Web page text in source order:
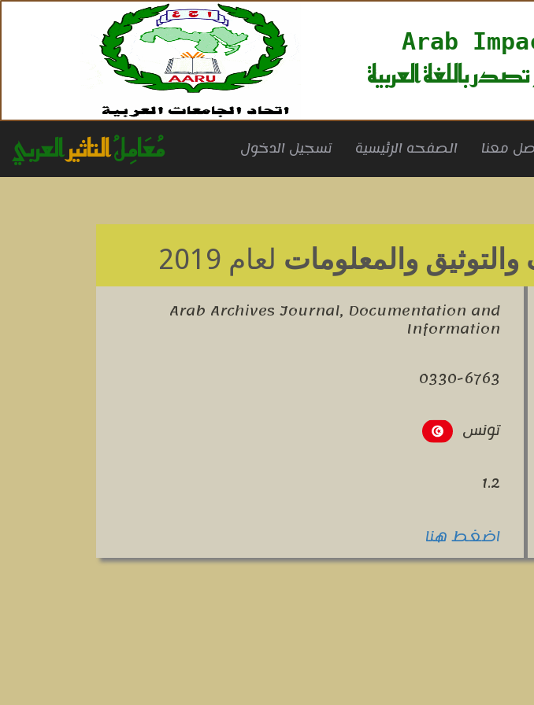
Arab
باللغة العربية
مُعَامِلُالتاثيرالعربي تسجيل الدخول الصفحه الرئيسية معنا
والتوثيق والمعلومات لعام 2019
Arab Archives Journal, Documentation and
Information
0330-6763
تونس
1.2
اضغط هنا